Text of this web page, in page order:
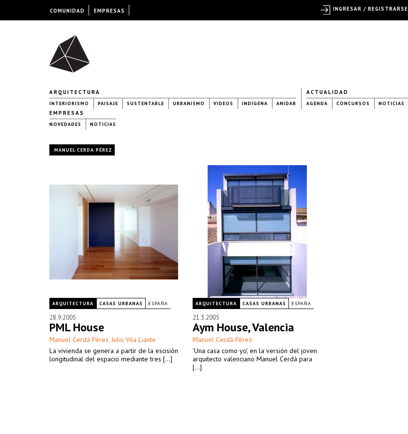
ARQUITECTURA
INTERIORISMO PAISAJE SUSTENTABLE URBANISMO VIDEOS INDÍGENA ANIDAR
ACTUALIDAD
AGENDA CONCURSOS NOTICIAS
EMPRESAS
NOVEDADES NOTICIAS
MANUEL CERDA PÉREZ
ARQUITECTURA CASAS URBANAS ESPAÑA
28.9.2005
PML House
Manuel Cerdá Pérez, Julio Vila Liante
La vivienda se genera a partir de la escisión
longitudinal del espacio mediante tres [...]
ARQUITECTURA CASAS URBANAS ESPAÑA
21.3.2005
Aym House, Valencia
Manuel Cerdá Pérez
'Una casa como yo', en la versión del joven
arquitecto valenciano Manuel Cerdà para
[...]
COMUNIDAD EMPRESAS INGRESAR / REGISTRARSE